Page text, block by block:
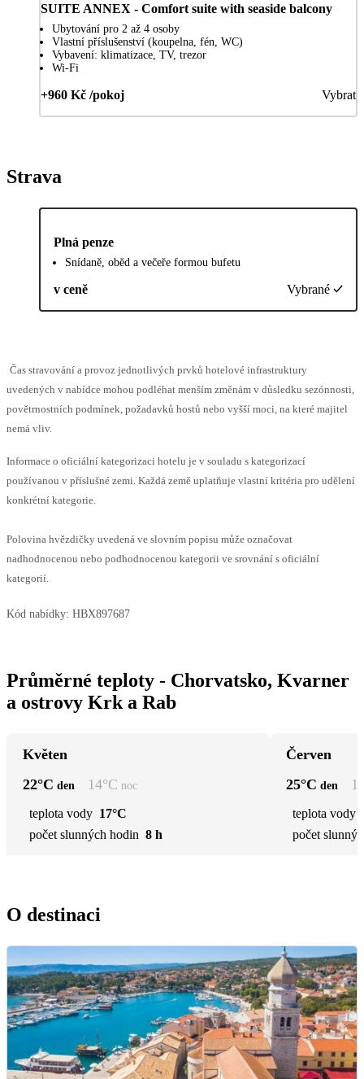
SUITE ANNEX - Comfort suite with seaside balcony
Ubytování pro 2 až 4 osoby
Vlastní příslušenství (koupelna, fén, WC)
Vybavení: klimatizace, TV, trezor
Wi-Fi
+960 Kč /pokoj Vybrat
Strava
Plná penze
Snídaně, oběd a večeře formou bufetu
v ceně Vybrané
Čas stravování a provoz jednotlivých prvků hotelové infrastruktury
uvedených v nabídce mohou podléhat menším změnám v důsledku sezónnosti,
povětrnostních podmínek, požadavků hostů nebo vyšší moci, na které majitel
nemá vliv.
Informace o oficiální kategorizaci hotelu je v souladu s kategorizací
používanou v příslušné zemi. Každá země uplatňuje vlastní kritéria pro udělení
konkrétní kategorie.
Polovina hvězdičky uvedená ve slovním popisu může označovat
nadhodnocenou nebo podhodnocenou kategorii ve srovnání s oficiální
kategorií.
Kód nabídky: HBX897687
Průměrné teploty - Chorvatsko, Kvarner
a ostrovy Krk a Rab
Květen
22°C den 14°C noc
teplota vody 17°C
počet slunných hodin 8 h
Červen
25°C den
teplota vody
počet
O destinaci